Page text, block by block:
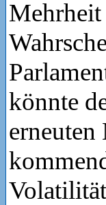
Mehrheit
könnte
erneuten